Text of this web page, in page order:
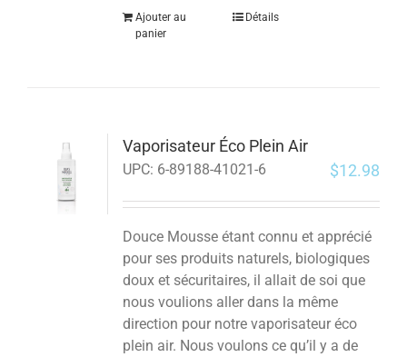
Ajouter au
panier
Détails
Vaporisateur Éco Plein Air
UPC: 6-89188-41021-6 $12.98
Douce Mousse étant connu et apprécié
pour ses produits naturels, biologiques
doux et sécuritaires, il allait de soi que
nous voulions aller dans la même
direction pour notre vaporisateur éco
plein air. Nous voulons ce qu’il y a de